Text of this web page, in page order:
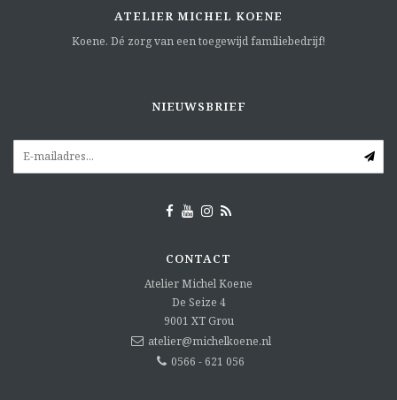
ATELIER MICHEL KOENE
Koene. Dé zorg van een toegewijd familiebedrijf!
NIEUWSBRIEF
CONTACT
Atelier Michel Koene
De Seize 4
9001 XT Grou
atelier@michelkoene.nl
0566 - 621 056